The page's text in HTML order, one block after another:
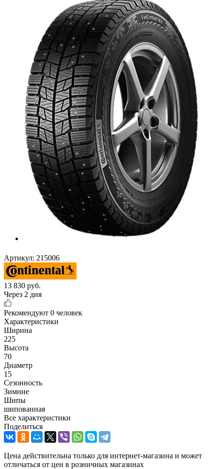
Артикул: 215006
13 830 руб.
Через 2 дня
Рекомендуют 0 человек
Характеристики
Ширина
225
Высота
70
Диаметр
15
Сезонность
Зимние
Шипы
шипованная
Все характеристики
Поделиться
Цена действительна только для интернет-магазина и может
отличаться от цен в розничных магазинах